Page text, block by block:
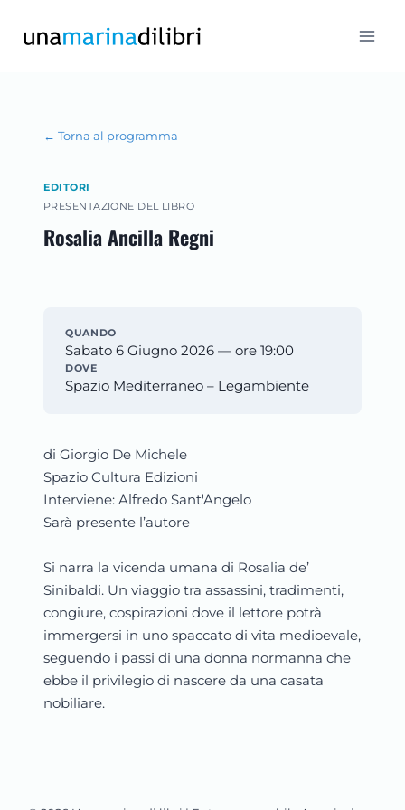
← Torna al programma
EDITORI
PRESENTAZIONE DEL LIBRO
Rosalia Ancilla Regni
QUANDO
Sabato 6 Giugno 2026 — ore 19:00
DOVE
Spazio Mediterraneo – Legambiente
di Giorgio De Michele
Spazio Cultura Edizioni
Interviene: Alfredo Sant'Angelo
Sarà presente l’autore
Si narra la vicenda umana di Rosalia de’
Sinibaldi. Un viaggio tra assassini, tradimenti,
congiure, cospirazioni dove il lettore potrà
immergersi in uno spaccato di vita medioevale,
seguendo i passi di una donna normanna che
ebbe il privilegio di nascere da una casata
nobiliare.